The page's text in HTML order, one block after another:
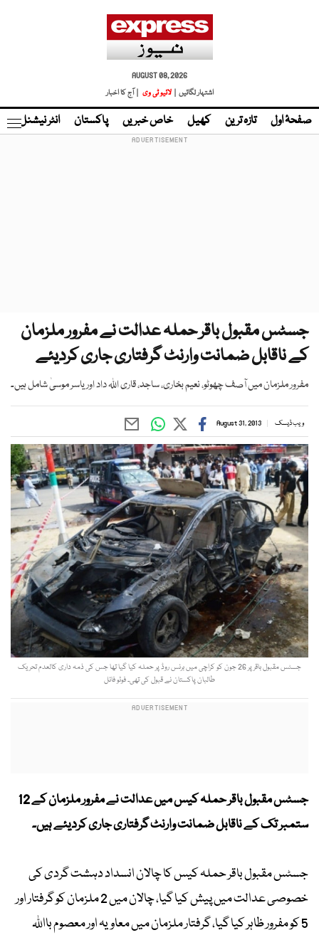
AUGUST 08, 2026
اشتہار لگائیں |
لائیو ٹی وی | آج کا اخبار
صفحۂ اول تازہ ترین کھیل خاص خبریں پاکستان انٹر نیشنل
جسٹس مقبول باقر حملہ عدالت نے مفرور ملزمان
کے ناقابل ضمانت وارنٹ گرفتاری جاری کردیئے
مفرور ملزمان میں آصف چھوٹو، نعیم بخاری، ساجد، قاری اللہ داد اور یاسر موسیٰ شامل ہیں۔
ویب ڈیسک August 31, 2013
جسٹس مقبول باقر پر 26 جون کو کراچی میں برنس روڈ پر حملہ کیا گیا تھا جس کی ذمہ داری کالعدم تحریک
طالبان پاکستان نے قبول کی تھی۔ فوٹو فائل
جسٹس مقبول باقر حملہ کیس میں عدالت نے مفرور ملزمان کے 12
ستمبر تک کے ناقابل ضمانت وارنٹ گرفتاری جاری کردیئے ہیں۔
جسٹس مقبول باقر حملہ کیس کا چالان انسداد دہشت گردی کی
خصوصی عدالت میں پیش کیا گیا، چالان میں 2 ملزمان کو گرفتار اور
5 کو مفرور ظاہر کیا گیا، گرفتار ملزمان میں معاویہ اور معصوم بااللہ